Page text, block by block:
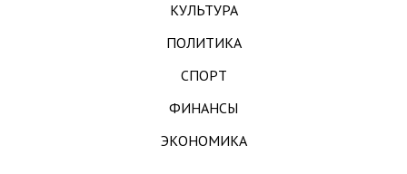
КУЛЬТУРА
ПОЛИТИКА
СПОРТ
ФИНАНСЫ
ЭКОНОМИКА